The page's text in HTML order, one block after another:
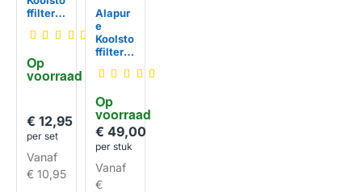
HUISMERK
Op
voorraad
ffilter
kt voor
e
CFC00
€ 12,95
per set
Vanaf
€ 10,95
HUISMERK
Op
voorraad
Alapur
e
Koolsto
ffilter
kt voor
e
AFFCA
ECLI /
AFCFC
AECLI
€ 49,00
per stuk
Vanaf
€